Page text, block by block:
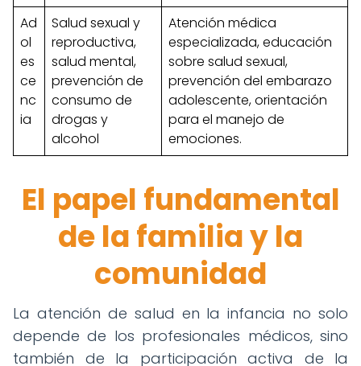
Ad
ol
es
ce
nc
ia
Salud sexual y
reproductiva,
salud mental,
prevención de
consumo de
drogas y
alcohol
Atención médica
especializada, educación
sobre salud sexual,
prevención del embarazo
adolescente, orientación
para el manejo de
emociones.
El papel fundamental
de la familia y la
comunidad
La atención de salud en la infancia no solo
depende de los profesionales médicos, sino
también de la participación activa de la